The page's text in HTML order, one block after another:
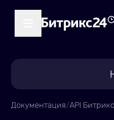
Документация/API